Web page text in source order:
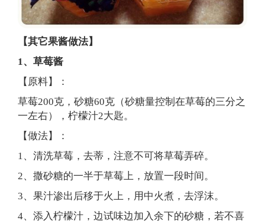
【其它果酱做法】
1、草莓酱
【原料】：
草莓200克，砂糖60克（砂糖量控制在草莓的三分之
一左右），柠檬汁2大匙。
【做法】：
1、清洗草莓，去蒂，注意不可将草莓弄碎。
2、撒砂糖的一半于草莓上，放置一段时间。
3、果汁渗出后移于火上，用中火煮，去浮沫。
4、添入柠檬汁，边试味边加入余下的砂糖，若不喜